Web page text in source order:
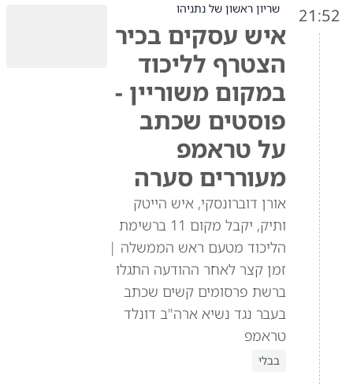
21:52 שריון ראשון של נתניהו
איש עסקים בכיר
הצטרף לליכוד
במקום משוריין -
פוסטים שכתב
על טראמפ
מעוררים סערה
אורן דוברונסקי, איש הייטק
ותיק, יקבל מקום 11 ברשימת
הליכוד מטעם ראש הממשלה |
זמן קצר לאחר ההודעה התגלו
ברשת פרסומים קשים שכתב
בעבר נגד נשיא ארה"ב דונלד
טראמפ
בבלי